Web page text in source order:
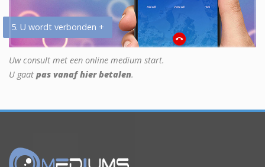
5. U wordt verbonden +
Uw consult met een online medium start.
U gaat pas vanaf hier betalen.